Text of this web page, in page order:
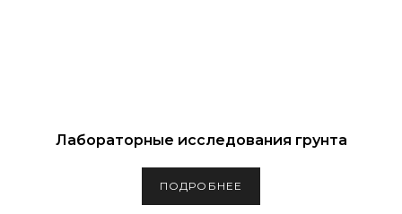
Лабораторные исследования грунта
ПОДРОБНЕЕ